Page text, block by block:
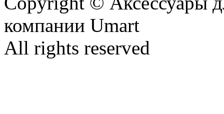
компании Umart
All rights reserved